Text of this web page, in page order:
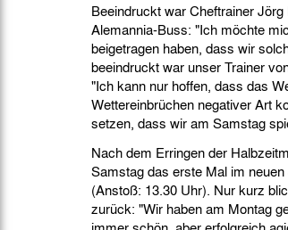
Beeindruckt war Cheftrainer
Alemannia-Buss: "Ich möchte
beigetragen haben, dass wir
beeindruckt war unser Trainer
"Ich kann nur hoffen, dass das
Wettereinbrüchen negativer Art
setzen, dass wir am Samstag
Nach dem Erringen der
Samstag das erste Mal im
(Anstoß: 13.30 Uhr). Nur kurz
zurück: "Wir haben am Montag